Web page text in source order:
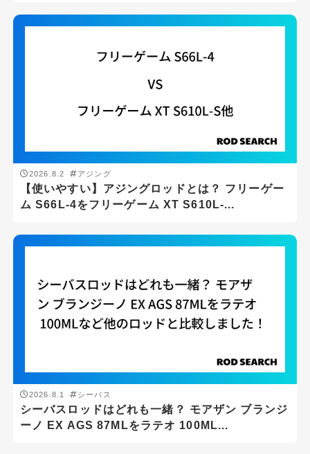
2026.8.2 アジング
【使いやすい】アジングロッドとは？ フリーゲー
ム S66L-4をフリーゲーム XT S610L-...
2026.8.1 シーバス
シーバスロッドはどれも一緒？ モアザン ブランジ
ーノ EX AGS 87MLをラテオ 100ML...